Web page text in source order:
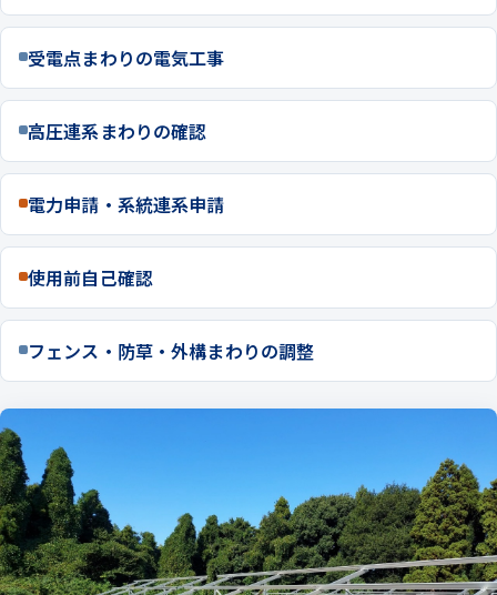
受電点まわりの電気工事
高圧連系まわりの確認
電力申請・系統連系申請
使用前自己確認
フェンス・防草・外構まわりの調整